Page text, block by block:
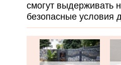
смогут выдерживать
безопасные условия